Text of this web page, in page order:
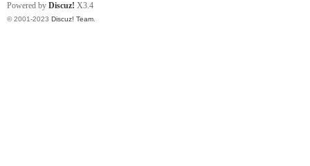
Powered by Discuz! X3.4
© 2001-2023 Discuz! Team